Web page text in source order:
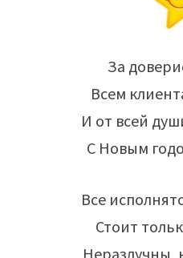
За
Всем
И от всей
С Новым
Все
Стоит
Неразлучны,